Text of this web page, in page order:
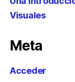
Visuales
Meta
Acceder